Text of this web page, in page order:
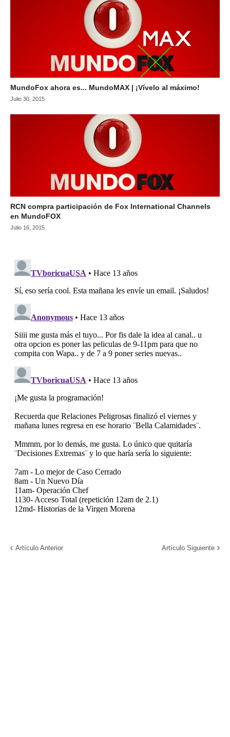
MundoFox ahora es... MundoMAX | ¡Vívelo al máximo!
Julio 30, 2015
RCN compra participación de Fox International Channels
en MundoFOX
Julio 16, 2015
Artículo Anterior Artículo Siguiente